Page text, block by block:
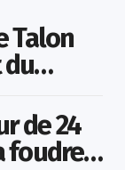
Talon
de 24
foudre